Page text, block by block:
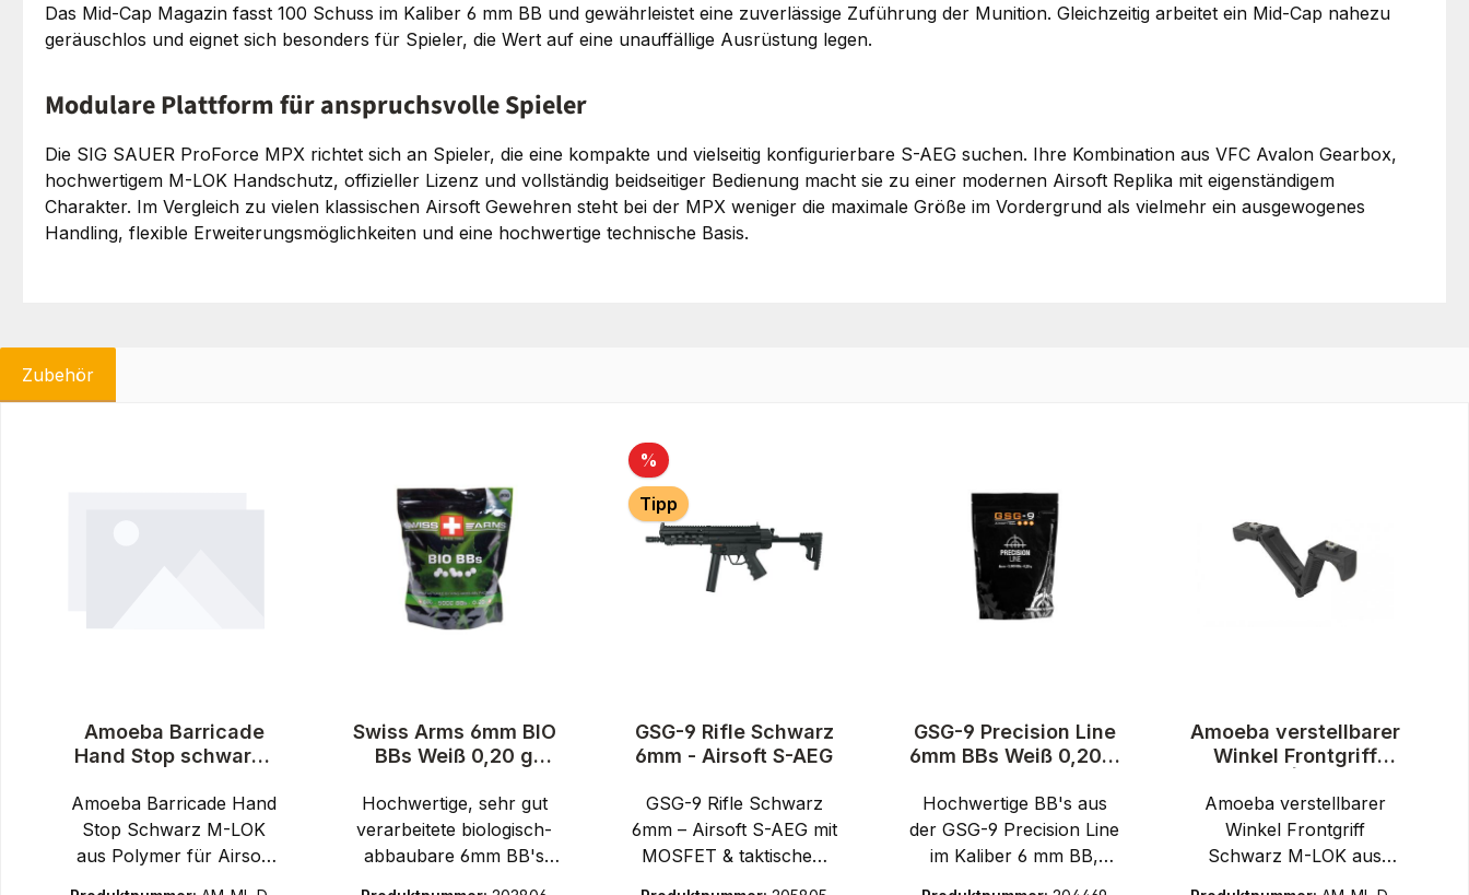
Das Mid-Cap Magazin fasst 100 Schuss im Kaliber 6 mm BB und gewährleistet eine zuverlässige Zuführung der Munition. Gleichzeitig arbeitet ein Mid-Cap nahezu
geräuschlos und eignet sich besonders für Spieler, die Wert auf eine unauffällige Ausrüstung legen.
Modulare Plattform für anspruchsvolle Spieler
Die SIG SAUER ProForce MPX richtet sich an Spieler, die eine kompakte und vielseitig konfigurierbare S-AEG suchen. Ihre Kombination aus VFC Avalon Gearbox,
hochwertigem M-LOK Handschutz, offizieller Lizenz und vollständig beidseitiger Bedienung macht sie zu einer modernen Airsoft Replika mit eigenständigem
Charakter. Im Vergleich zu vielen klassischen Airsoft Gewehren steht bei der MPX weniger die maximale Größe im Vordergrund als vielmehr ein ausgewogenes
Handling, flexible Erweiterungsmöglichkeiten und eine hochwertige technische Basis.
Zubehör
Amoeba Barricade
Hand Stop schwarz |
Amoeba Barricade Hand
Stop Schwarz M-LOK
aus Polymer für Airsoft
Swiss Arms 6mm BIO
BBs Weiß 0,20 g
Hochwertige, sehr gut
verarbeitete biologisch-
abbaubare 6mm BB's
% Rabatt
Tipp
GSG-9 Rifle Schwarz
6mm - Airsoft S-AEG
GSG-9 Rifle Schwarz
6mm – Airsoft S-AEG mit
MOSFET & taktischem
GSG-9 Precision Line
6mm BBs Weiß 0,20 g
Hochwertige BB's aus
der GSG-9 Precision Line
im Kaliber 6 mm BB,
Amoeba verstellbarer
Winkel Frontgriff
Airsoft
Amoeba verstellbarer
Winkel Frontgriff
Schwarz M-LOK aus